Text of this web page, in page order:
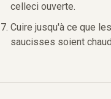
celleci ouverte.
Cuire jusqu'à ce que
saucisses soient